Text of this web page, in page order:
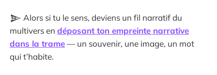
𒆖 Alors si tu le sens, deviens un fil narratif du
multivers en déposant ton empreinte narrative
dans la trame— un souvenir, une image, un mot
qui t’habite.